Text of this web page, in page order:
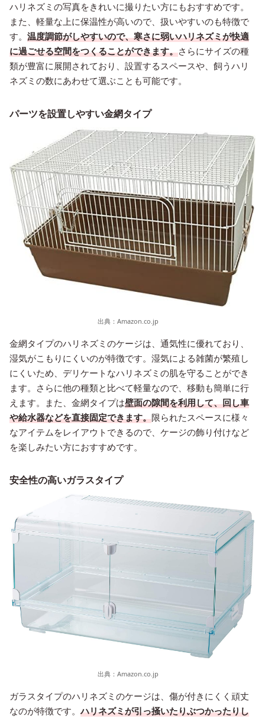
ハリネズミの写真をきれいに撮りたい方にもおすすめです。
また、軽量な上に保温性が高いので、扱いやすいのも特徴で
す。 温度調節がしやすいので、寒さに弱いハリネズミが快適
に過ごせる空間をつくることができます。さらにサイズの種
類が豊富に展開されており、設置するスペースや、飼うハリ
ネズミの数にあわせて選ぶことも可能です。
パーツを設置しやすい金網タイプ
出典： Amazon.co.jp
金網タイプのハリネズミのケージは、通気性に優れており、
湿気がこもりにくいのが特徴です。湿気による雑菌が繁殖し
にくいため、デリケートなハリネズミの肌を守ることができ
ます。さらに他の種類と比べて軽量なので、移動も簡単に行
えます。また、金網タイプは壁面の隙間を利用して、回し車
や給水器などを直接固定できます。限られたスペースに様々
なアイテムをレイアウトできるので、ケージの飾り付けなど
を楽しみたい方におすすめです。
安全性の高いガラスタイプ
出典： Amazon.co.jp
ガラスタイプのハリネズミのケージは、傷が付きにくく頑丈
なのが特徴です。ハリネズミが引っ掻いたりぶつかったりし